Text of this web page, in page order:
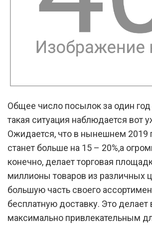
Общее число посылок за один
такая ситуация наблюдается вот
Ожидается, что в нынешнем 2019
станет больше на 15 – 20%,а
конечно, делает торговая
миллионы товаров из различных
большую часть своего
бесплатную доставку. Это делает
максимально привлекательным